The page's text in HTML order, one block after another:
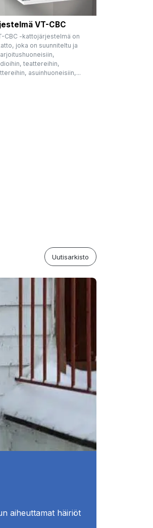
VT-CBC
CBC -kattojärjestelmä on
joka on suunniteltu ja
teattereihin,
asuinhuoneisiin,...
Uutisarkisto
aiheuttamat häiriöt